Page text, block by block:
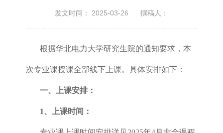
发文时间： 2025-03-26 撰稿人：
根据华北电力大学研究生院的通知要求，本
次专业课授课全部线下上课。具体安排如下：
一、上课安排：
1、上课时间：